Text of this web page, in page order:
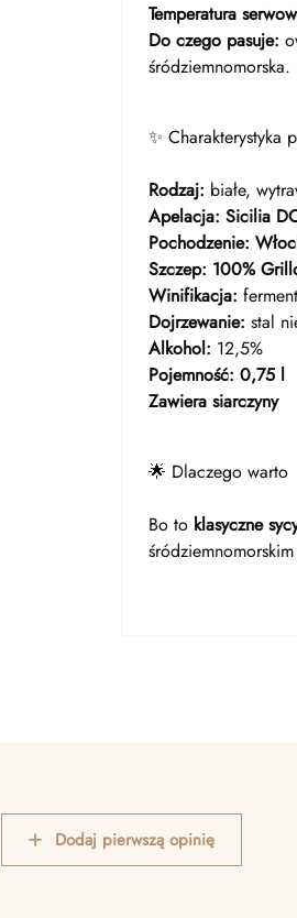
Temperatura
Do czego pasuje:
śródziemnomorska.
✨ Charakterystyka
Rodzaj: białe,
Apelacja: Sicilia
Pochodzenie:
Szczep: 100%
Winifikacja:
Dojrzewanie: stal
Alkohol: 12,5%
Pojemność: 0,75 l
Zawiera siarczyny
🌟 Dlaczego warto
Bo to klasyczne
Dodaj pierwszą opinię